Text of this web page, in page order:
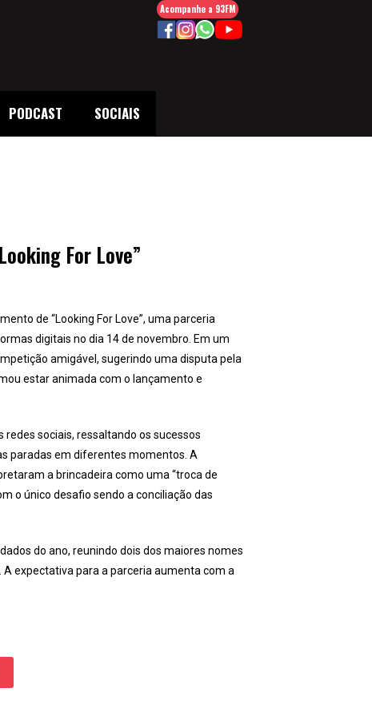
PODCAST SOCIAIS
Acompanhe a 93FM
For Love”
de “Looking For Love”, uma parceria
digitais no dia 14 de novembro. Em um
amigável, sugerindo uma disputa pela
estar animada com o lançamento e
sociais, ressaltando os sucessos
paradas em diferentes momentos. A
a brincadeira como uma “troca de
o único desafio sendo a conciliação das
do ano, reunindo dois dos maiores nomes
expectativa para a parceria aumenta com a